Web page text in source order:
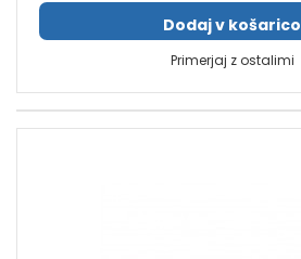
Dodaj v košarico
Primerjaj z ostalimi